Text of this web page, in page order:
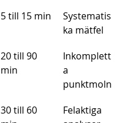
5 till 15 min
Systematis
ka mätfel
20 till 90
min
Inkomplett
a
punktmoln
30 till 60
Felaktiga